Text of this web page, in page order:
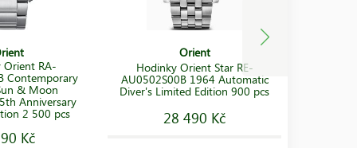
Orient RA-
Contemporary
& Moon
Anniversary
2 500 pcs
Kč
Orient
Hodinky Orient Star RE-
AU0502S00B 1964 Automatic
Diver's Limited Edition 900 pcs
28 490 Kč